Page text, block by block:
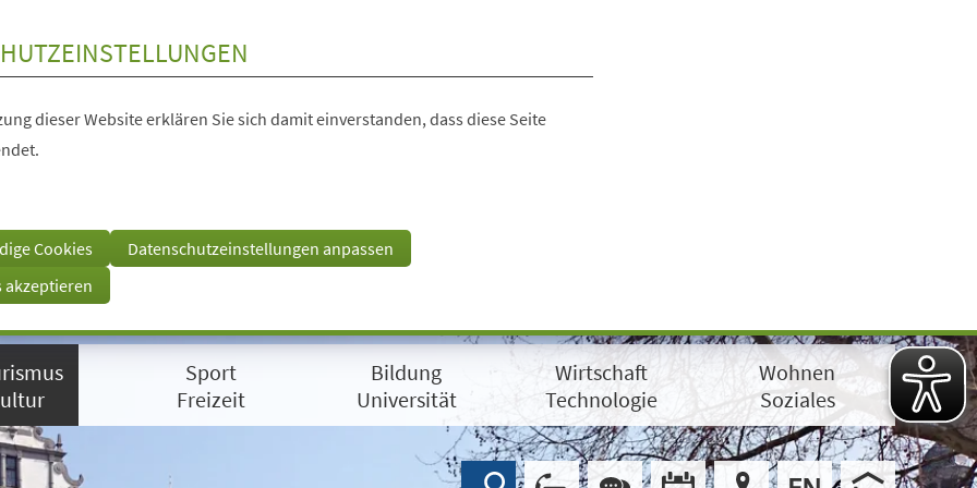
dieser Website erklären Sie sich damit einverstanden, dass diese Seite
Cookies
Datenschutzeinstellungen anpassen
akzeptieren
Sport
Freizeit
Bildung
Universität
Wirtschaft
Technologie
Wohnen
Soziales